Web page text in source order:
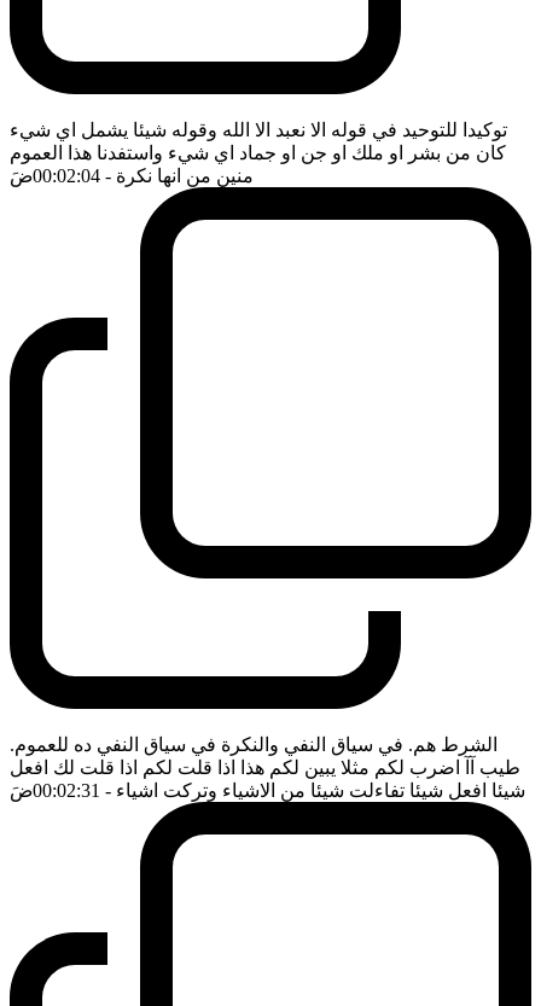
توكيدا للتوحيد في قوله الا نعبد الا الله وقوله شيئا يشمل اي شيء
كان من بشر او ملك او جن او جماد اي شيء واستفدنا هذا العموم
منين من انها نكرة - 00:02:04 ضَ
الشرط هم. في سياق النفي والنكرة في سياق النفي ده للعموم.
طيب آآ اضرب لكم مثلا يبين لكم هذا اذا قلت لكم اذا قلت لك افعل
شيئا افعل شيئا تفاءلت شيئا من الاشياء وتركت اشياء - 00:02:31 ضَ